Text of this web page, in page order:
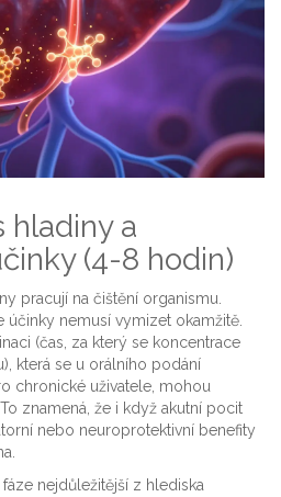
hladiny a
(4-8 hodin)
pracují na čištění organismu.
účinky nemusí vymizet okamžitě.
(čas, za který se koncentrace
která se u orálního podání
chronické uživatele, mohou
znamená, že i když akutní pocit
nebo neuroprotektivní benefity
nejdůležitější z hlediska